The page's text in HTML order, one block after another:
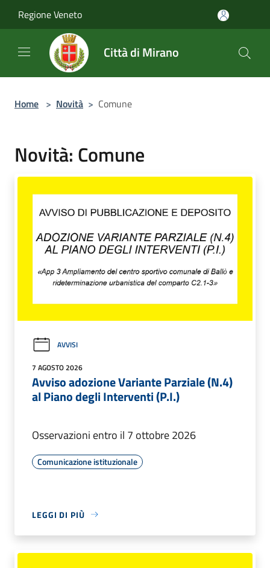
Regione Veneto
Città di Mirano
Home > Novità > Comune
Novità: Comune
AVVISI
7 AGOSTO 2026
Avviso adozione Variante Parziale (N.4)
al Piano degli Interventi (P.I.)
Osservazioni entro il 7 ottobre 2026
Comunicazione istituzionale
LEGGI DI PIÙ